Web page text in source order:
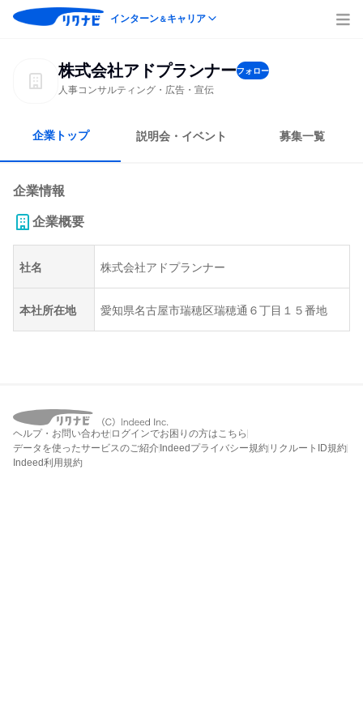
インターン＆キャリア
株式会社アドプランナーフォロー
人事コンサルティング・広告・宣伝
企業トップ 説明会・イベント 募集一覧
企業情報
企業概要
社名 株式会社アドプランナー
本社所在地 愛知県名古屋市瑞穂区瑞穂通６丁目１５番地
ヘルプ・お問い合わせ ログインでお困りの方はこちら
データを使ったサービスのご紹介 Indeedプライバシー規約 リクルートID規約
Indeed利用規約